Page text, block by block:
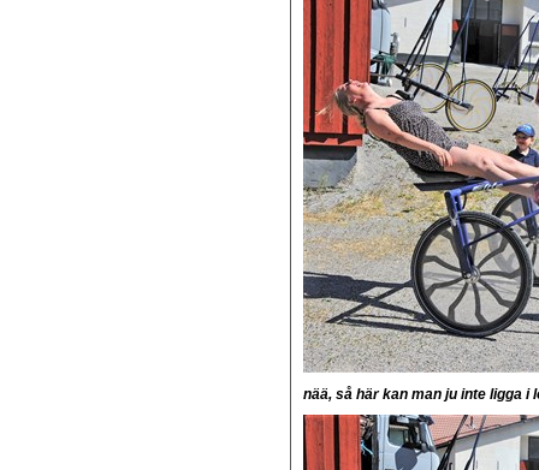
nää, så här kan man ju inte ligga i